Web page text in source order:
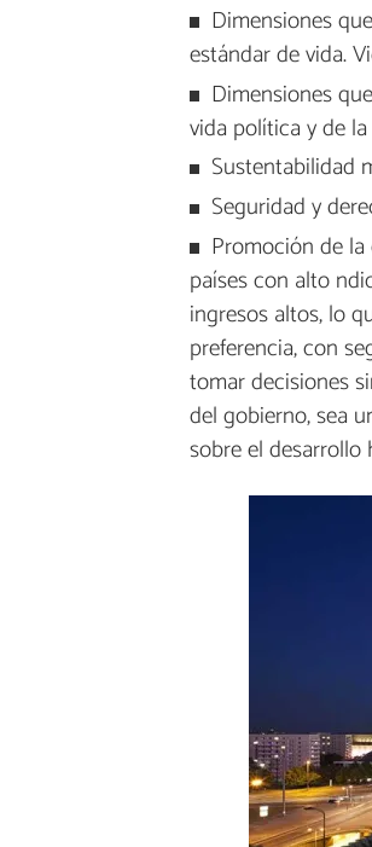
Dimensiones
estándar de vida.
Dimensiones
vida política y de
Sustentabilidad
Seguridad y
Promoción de
países con alto
ingresos altos, lo
preferencia, con
tomar decisiones
del gobierno, sea
sobre el desarrollo